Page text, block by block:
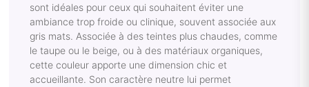
sont idéales pour ceux qui souhaitent éviter une
ambiance trop froide ou clinique, souvent associée aux
gris mats. Associée à des teintes plus chaudes, comme
le taupe ou le beige, ou à des matériaux organiques,
cette couleur apporte une dimension chic et
accueillante. Son caractère neutre lui permet